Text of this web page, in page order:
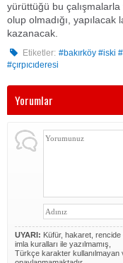
yürüttüğü bu çalışmalarla
olup olmadığı,
kazanacak.
Etiketler: #bakırköy #iski
#çırpıcıderesi
Yorumlar
UYARI: Küfür, hakaret, rencide
imla kuralları ile yazılmamış,
Türkçe karakter kullanılmayan